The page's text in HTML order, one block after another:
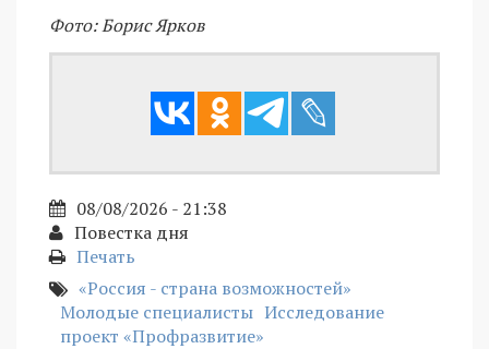
Фото: Борис Ярков
08/08/2026 - 21:38
Повестка дня
Печать
«Россия - страна возможностей»
Молодые специалисты Исследование
проект «Профразвитие»